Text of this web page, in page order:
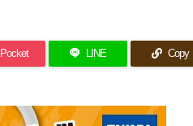
Pocket LINE Copy